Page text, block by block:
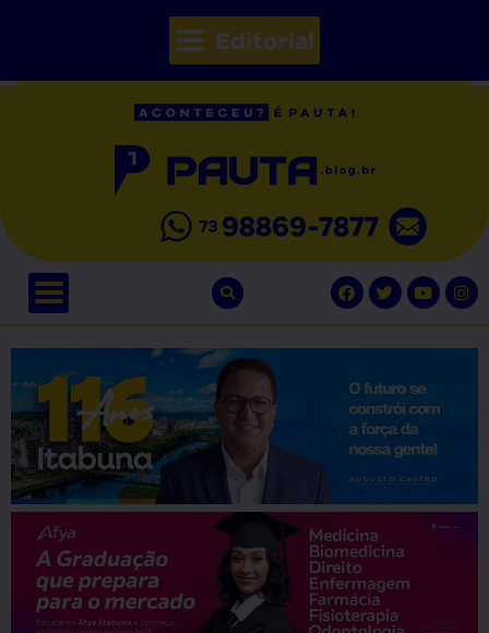
Editorial